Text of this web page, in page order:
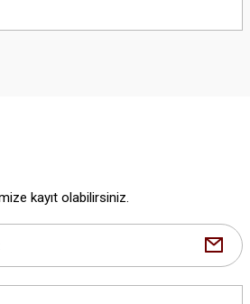
öneri formunu kullanarak tarafımıza
olmalı.
kayıt olabilirsiniz.